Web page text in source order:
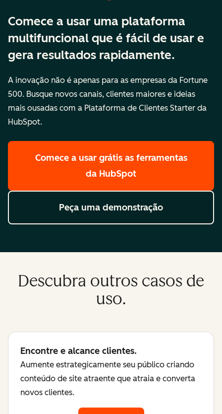
Comece a usar uma plataforma
multifuncional que é fácil de usar e
gera resultados rapidamente.
A inovação não é apenas para as empresas da Fortune
500. Busque novos canais, clientes maiores e ideias
mais ousadas com a Plataforma de Clientes Starter da
HubSpot.
Comece a usar grátis as ferramentas
da HubSpot
Peça uma demonstração
Descubra outros casos de
uso.
Encontre e alcance clientes.
Aumente estrategicamente seu público criando
conteúdo de site atraente que atraia e converta
novos clientes.